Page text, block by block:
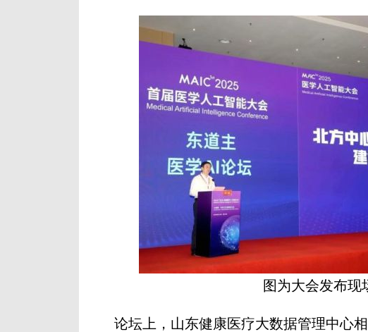
图为大会发布现
论坛上，山东健康医疗大数据管理中心相